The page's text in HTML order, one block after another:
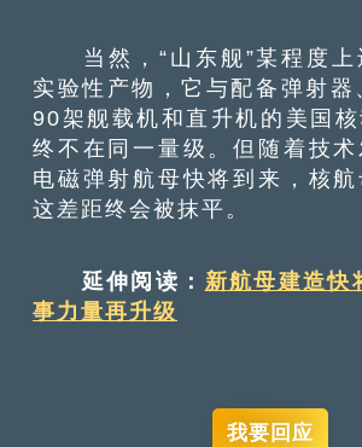
当然，“山东舰”某程度上
实验性产物，它与配备弹射器
90架舰载机和直升机的美国
终不在同一量级。但随着技
电磁弹射航母快将到来，核航
这差距终会被抹平。
延伸阅读： 新航母建造快
事力量再升级
我要回应